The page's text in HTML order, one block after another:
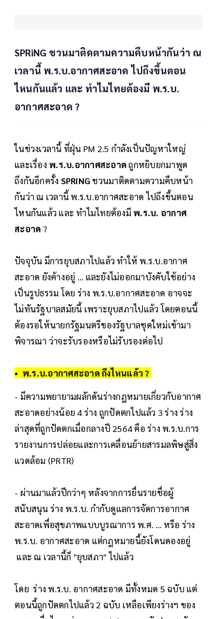
SPRiNG ชวนมาติดตามความคืบหน้ากันว่า ณ
เวลานี้ พ.ร.บ.อากาศสะอาด ไปถึงขึ้นตอน
ไหนกันแล้ว และ ทำไมไทยต้องมี พ.ร.บ.
อากาศสะอาด ?
ในช่วงเวลานี้ ที่ฝุ่น PM 2.5 กำลังเป็นปัญหาใหญ่
และเรื่อง พ.ร.บ.อากาศสะอาดถูกหยิบยกมาพูด
ถึงกันอีกครั้ง SPRiNG ชวนมาติดตามความคืบหน้า
กันว่า ณ เวลานี้ พ.ร.บ.อากาศสะอาด ไปถึงขึ้นตอน
ไหนกันแล้ว และ ทำไมไทยต้องมี พ.ร.บ. อากาศ
สะอาด ?
ปัจจุบัน มีการยุบสภาไปแล้ว ทำให้ พ.ร.บ.อากาศ
สะอาด ยังค้างอยู่ ... และยังไม่ออกมาบังคับใช้อย่าง
เป็นรูปธรรม โดย ร่าง พ.ร.บ.อากาศสะอาด อาจจะ
ไม่ทันรัฐบาลสมัยนี้ เพราะยุบสภาไปแล้ว โดยตอนนี้
ต้องรอให้นายกรัฐมนตรีของรัฐบาลชุดใหม่เข้ามา
พิจารณา ว่าจะรับรองหรือไม่รับรองต่อไป
• พ.ร.บ.อากาศสะอาด ถึงไหนแล้ว ?
- มีความพยายามผลักดันร่างกฎหมายเกี่ยวกับอากาศ
สะอาดอย่างน้อย 4 ร่าง ถูกปัดตกไปแล้ว 3 ร่าง ร่าง
ล่าสุดที่ถูกปัดตกเมื่อกลางปี 2564 คือ ร่าง พ.ร.บ.การ
รายงานการปล่อยและการเคลื่อนย้ายสารมลพิษสู่สิ่ง
แวดล้อม (PRTR)
- ผ่านมาแล้วปีกว่าๆ หลังจากการยื่นรายชื่อผู้
สนับสนุน ร่าง พ.ร.บ. กำกับดูแลการจัดการอากาศ
สะอาดเพื่อสุขภาพแบบบูรณาการ พ.ศ. … หรือ ร่าง
พ.ร.บ. อากาศสะอาด แต่กฎหมายนี้ยังโดนดองอยู่
และ ณ เวลานี้ก็ "ยุบสภา" ไปแล้ว
โดย ร่าง พ.ร.บ. อากาศสะอาด มีทั้งหมด 5 ฉบับ แต่
ตอนนี้ถูกปัดตกไปแล้ว 2 ฉบับ เหลือเพียงร่างฯ ของ